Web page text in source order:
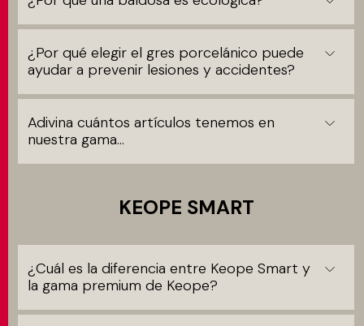
¿Por qué elegir el gres porcelánico puede
ayudar a prevenir lesiones y accidentes?
Adivina cuántos artículos tenemos en
nuestra gama…
KEOPE SMART
¿Cuál es la diferencia entre Keope Smart y
la gama premium de Keope?